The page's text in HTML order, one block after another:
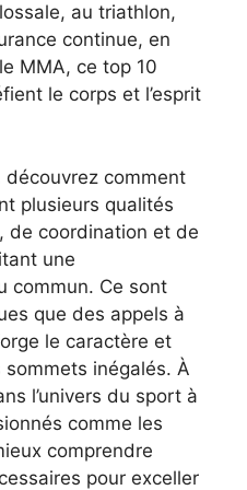
au triathlon,
continue, en
MMA, ce top 10
le corps et l’esprit
comment
plusieurs qualités
de coordination et de
une
commun. Ce sont
que des appels à
le caractère et
inégalés. À
l’univers du sport à
comme les
comprendre
pour exceller